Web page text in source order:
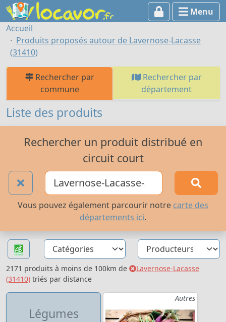
Menu
Accueil
Produits proposés autour de Lavernose-Lacasse
(31410)
Rechercher par
commune
Rechercher par
département
Liste des produits
Rechercher un produit distribué en
circuit court
Vous pouvez également parcourir notre carte des
départements ici.
2171 produits à moins de 100km de
Lavernose-Lacasse
(31410) triés par distance
Légumes
Autres